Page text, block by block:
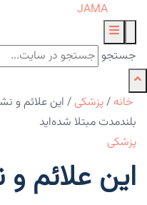
JAMA
جستجو
خانه /پزشکی / این علائم و
بلندمدت مبتلا شده‌اید
پزشکی
این علائم و